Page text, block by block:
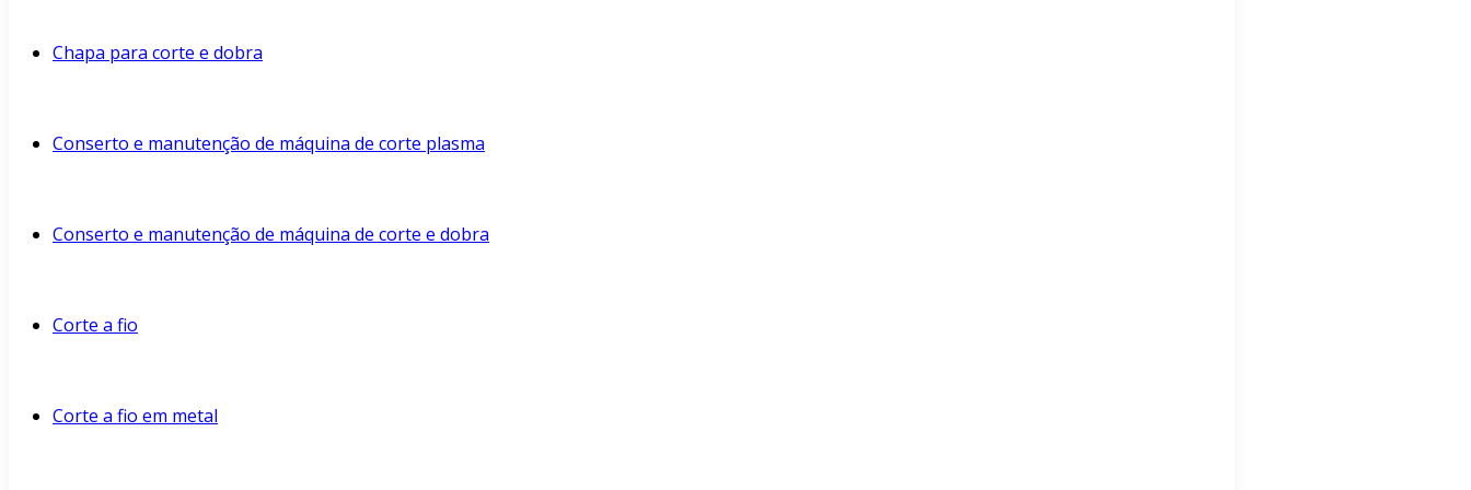
Chapa para corte e dobra
Conserto e manutenção de máquina de corte plasma
Conserto e manutenção de máquina de corte e dobra
Corte a fio
Corte a fio em metal